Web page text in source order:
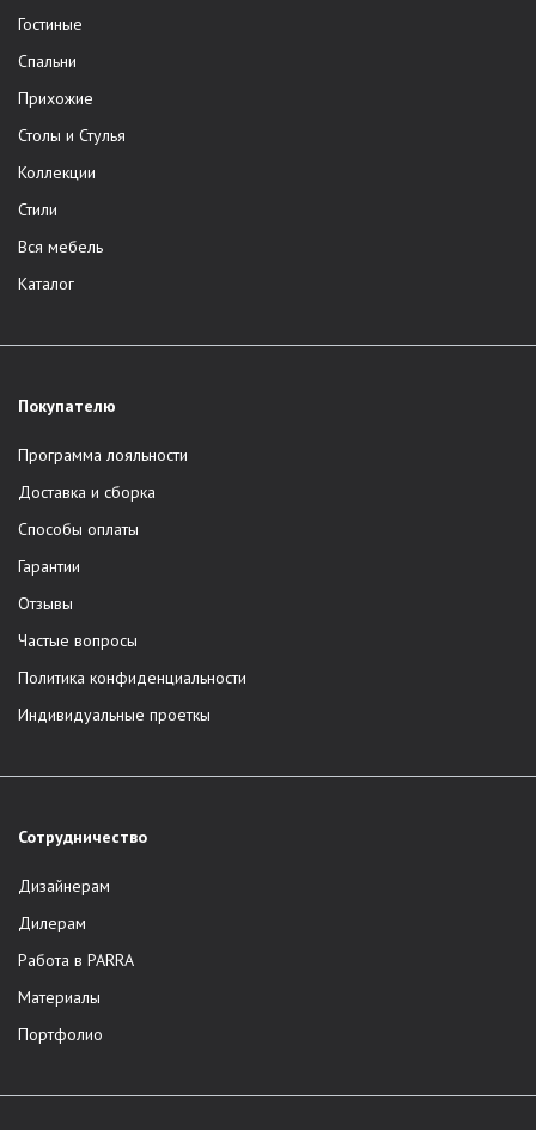
Гостиные
Спальни
Прихожие
Столы и Стулья
Коллекции
Стили
Вся мебель
Каталог
Покупателю
Программа лояльности
Доставка и сборка
Способы оплаты
Гарантии
Отзывы
Частые вопросы
Политика конфиденциальности
Индивидуальные проеткы
Сотрудничество
Дизайнерам
Дилерам
Работа в PARRA
Материалы
Портфолио